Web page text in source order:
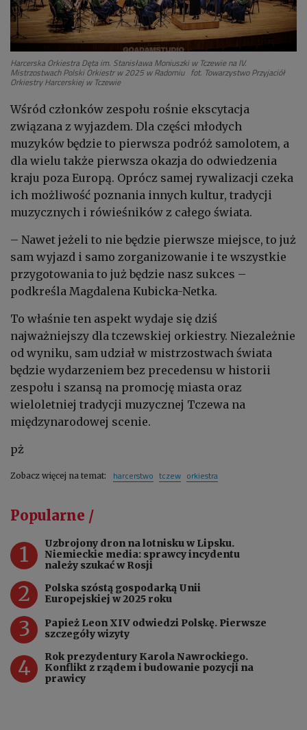
Harcerska Orkiestra Dęta im. Stanisława Moniuszki w Tczewie na IV.
Mistrzostwach Polski Orkiestr w 2025 w Radomiu fot. Towarzystwo Przyjaciół
Orkiestry Harcerskiej w Tczewie
Wśród członków zespołu rośnie ekscytacja
związana z wyjazdem. Dla części młodych
muzyków będzie to pierwsza podróż samolotem, a
dla wielu także pierwsza okazja do odwiedzenia
kraju poza Europą. Oprócz samej rywalizacji czeka
ich możliwość poznania innych kultur, tradycji
muzycznych i rówieśników z całego świata.
– Nawet jeżeli to nie będzie pierwsze miejsce, to już
sam wyjazd i samo zorganizowanie i te wszystkie
przygotowania to już będzie nasz sukces –
podkreśla Magdalena Kubicka-Netka.
To właśnie ten aspekt wydaje się dziś
najważniejszy dla tczewskiej orkiestry. Niezależnie
od wyniku, sam udział w mistrzostwach świata
będzie wydarzeniem bez precedensu w historii
zespołu i szansą na promocję miasta oraz
wieloletniej tradycji muzycznej Tczewa na
międzynarodowej scenie.
pż
Zobacz więcej na temat: harcerstwo tczew orkiestra
Popularne /
1
Uzbrojony dron na lotnisku w Lipsku.
Niemieckie media: sprawcy incydentu
należy szukać w Rosji
2
Polska szóstą gospodarką Unii
Europejskiej w 2025 roku
3
Papież Leon XIV odwiedzi Polskę. Pierwsze
szczegóły wizyty
4
Rok prezydentury Karola Nawrockiego.
Konflikt z rządem i budowanie pozycji na
prawicy